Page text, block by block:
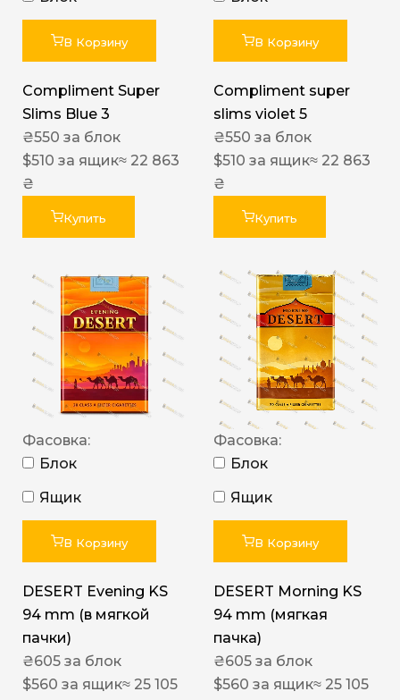
В Корзину
Compliment Super
Slims Blue 3
₴550 за блок
$510 за ящик≈ 22 863
₴
Купить
В Корзину
Compliment super
slims violet 5
₴550 за блок
$510 за ящик≈ 22 863
₴
Купить
Фасовка:
Блок
Ящик
В Корзину
DESERT Evening KS
94 mm (в мягкой
пачки)
₴605 за блок
$560 за ящик≈ 25 105
Фасовка:
Блок
Ящик
В Корзину
DESERT Morning KS
94 mm (мягкая
пачка)
₴605 за блок
$560 за ящик≈ 25 105